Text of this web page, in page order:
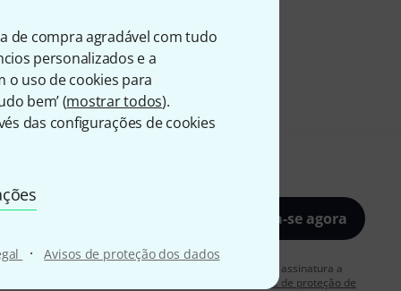
de compra agradável com tudo
personalizados e a
o uso de cookies para
bem’ (mostrar todos).
das configurações de cookies
· Avisos de proteção dos dados
Inscreva-se agora
em receber publicidade por e-mail. Posso cancelar a assinatura a
diretriz de proteção de